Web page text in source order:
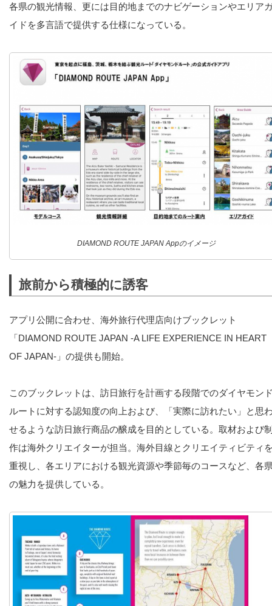
各県の観光情報、更には目的地までのナビゲーションやエリア
イドを多言語で提供する仕様になっている。
DIAMOND ROUTE JAPAN Appのイメージ
旅前から積極的に誘客
アプリ公開に合わせ、海外旅行代理店向けブックレット
「DIAMOND ROUTE JAPAN -A LIFE EXPERIENCE IN HEART
OF JAPAN-」の提供も開始。
このブックレットは、訪日旅行を計画する段階でのダイヤモン
ルートに対する認知度の向上および、「実際に訪れたい」と思
せるような訪日旅行商品の醸成を目的としている。取材および
作は海外クリエイターが担当。海外目線とクリエイティビティ
重視し、各エリアにおける観光資源や季節毎のコースなど、各
の魅力を提供している。